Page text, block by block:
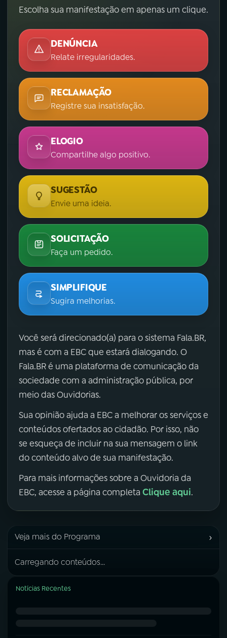
Escolha sua manifestação em apenas um clique.
DENÚNCIA
Relate irregularidades.
RECLAMAÇÃO
Registre sua insatisfação.
ELOGIO
Compartilhe algo positivo.
SUGESTÃO
Envie uma ideia.
SOLICITAÇÃO
Faça um pedido.
SIMPLIFIQUE
Sugira melhorias.
Você será direcionado(a) para o sistema Fala.BR,
mas é com a EBC que estará dialogando. O
Fala.BR é uma plataforma de comunicação da
sociedade com a administração pública, por
meio das Ouvidorias.
Sua opinião ajuda a EBC a melhorar os serviços e
conteúdos ofertados ao cidadão. Por isso, não
se esqueça de incluir na sua mensagem o link
do conteúdo alvo de sua manifestação.
Para mais informações sobre a Ouvidoria da
EBC, acesse a página completa Clique aqui.
Veja mais do Programa ›
Carregando conteúdos...
Notícias Recentes